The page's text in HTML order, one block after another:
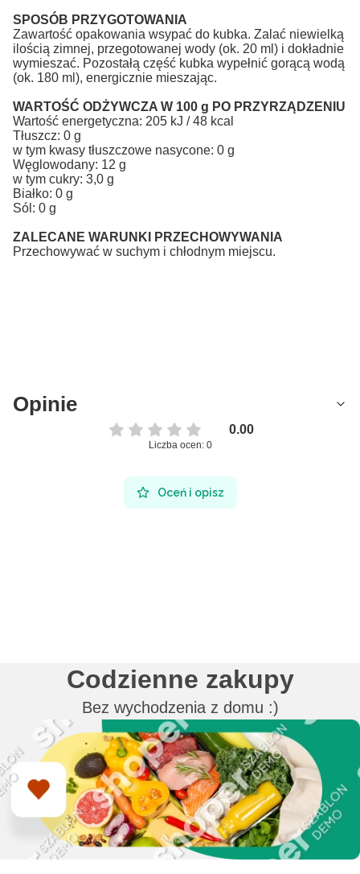
SPOSÓB PRZYGOTOWANIA
Zawartość opakowania wsypać do kubka. Zalać niewielką
ilością zimnej, przegotowanej wody (ok. 20 ml) i dokładnie
wymieszać. Pozostałą część kubka wypełnić gorącą wodą
(ok. 180 ml), energicznie mieszając.
WARTOŚĆ ODŻYWCZA W 100 g PO PRZYRZĄDZENIU
Wartość energetyczna: 205 kJ / 48 kcal
Tłuszcz: 0 g
w tym kwasy tłuszczowe nasycone: 0 g
Węglowodany: 12 g
w tym cukry: 3,0 g
Białko: 0 g
Sól: 0 g
ZALECANE WARUNKI PRZECHOWYWANIA
Przechowywać w suchym i chłodnym miejscu.
Opinie
0.00
Liczba ocen: 0
Oceń i opisz
Codzienne zakupy
Bez wychodzenia z domu :)